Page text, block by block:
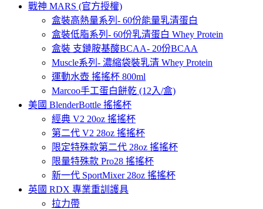
戰神 MARS (官方授權)
盒裝高熱量系列- 60份能量乳清蛋白
盒裝低脂系列- 60份乳清蛋白 Whey Protein
盒裝 支鏈胺基酸BCAA- 20份BCAA
Muscle系列- 濃縮袋裝乳清 Whey Protein
運動水壺 搖搖杯 800ml
Marcoo手工蛋白餅乾 (12入/盒)
美國 BlenderBottle 搖搖杯
經典 V2 20oz 搖搖杯
第二代 V2 28oz 搖搖杯
限定特殊款第二代 28oz 搖搖杯
限量特殊款 Pro28 搖搖杯
新一代 SportMixer 28oz 搖搖杯
英國 RDX 專業重訓護具
拉力帶